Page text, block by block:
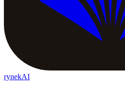
rynekAI